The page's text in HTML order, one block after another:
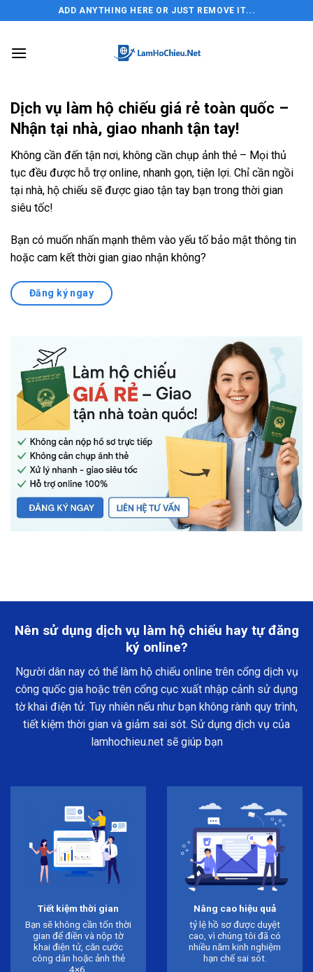
to
ADD ANYTHING HERE OR JUST REMOVE IT...
Dịch vụ làm hộ chiếu giá rẻ toàn quốc –
Nhận tại nhà, giao nhanh tận tay!
Không cần đến tận nơi, không cần chụp ảnh thẻ – Mọi thủ
tục đều được hỗ trợ online, nhanh gọn, tiện lợi. Chỉ cần ngồi
tại nhà, hộ chiếu sẽ được giao tận tay bạn trong thời gian
siêu tốc!
Bạn có muốn nhấn mạnh thêm vào yếu tố bảo mật thông tin
hoặc cam kết thời gian giao nhận không?
Đăng ký ngay
Nên sử dụng dịch vụ làm hộ chiếu hay tự đăng
ký online?
Người dân nay có thể làm hộ chiếu online trên cổng dịch vụ
công quốc gia hoặc trên cổng cục xuất nhập cảnh sử dụng
tờ khai điện tử. Tuy nhiên nếu như bạn không rành quy trình,
tiết kiệm thời gian và giảm sai sót. Sử dụng dịch vụ của
lamhochieu.net sẽ giúp bạn
Tiết kiệm thời gian
Bạn sẽ không cần tốn thời
gian để điền và nộp tờ
khai điện tử, căn cước
công dân hoặc ảnh thẻ
4×6.
Nâng cao hiệu quả
tỷ lệ hồ sơ được duyệt
cao, vì chúng tôi đã có
nhiều năm kinh nghiệm
hạn chế sai sót.